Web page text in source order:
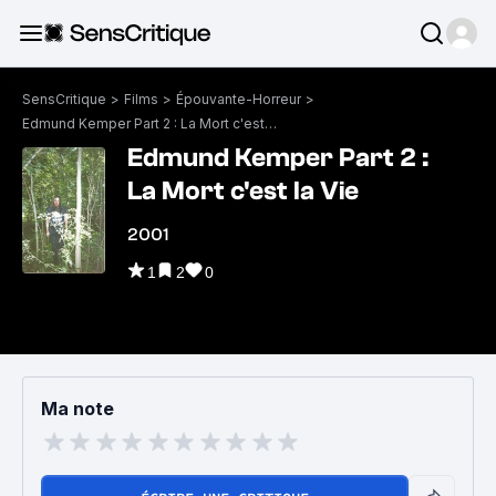
SensCritique > Films > Épouvante-Horreur >
Edmund Kemper Part 2 : La Mort c'est la Vie
Edmund Kemper Part 2 :
La Mort c'est la Vie
2001
1 2 0
Ma note